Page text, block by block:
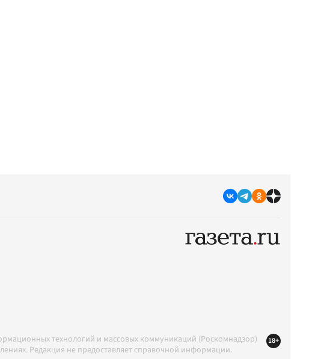
технологий и массовых коммуникаций (Роскомнадзор)
Редакция не предоставляет справочной информации.
18+